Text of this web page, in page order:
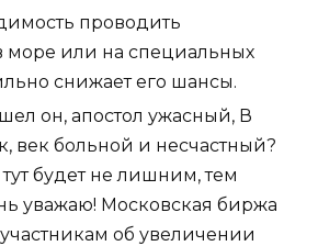
проводить
море или на специальных
снижает его шансы.
он, апостол ужасный, В
век больной и несчастный?
будет не лишним, тем
уважаю! Московская биржа
об увеличении